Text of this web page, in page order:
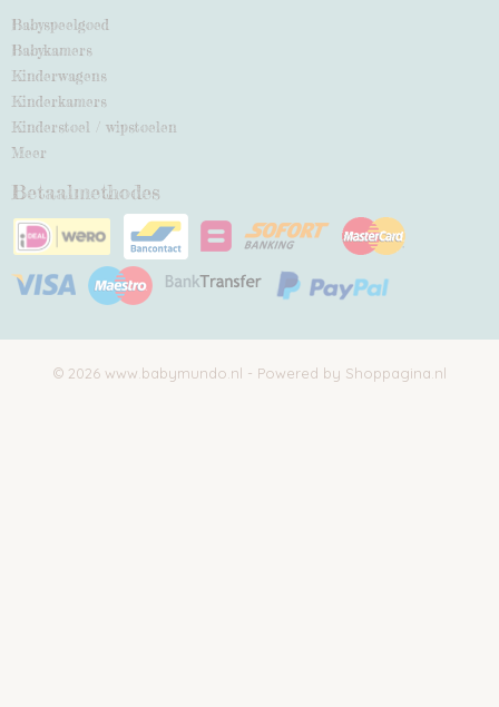
Babyspeelgoed
Babykamers
Kinderwagens
Kinderkamers
Kinderstoel / wipstoelen
Meer
Betaalmethodes
© 2026 www.babymundo.nl - Powered by Shoppagina.nl